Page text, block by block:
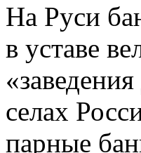
На Руси
в уставе
селах
парные